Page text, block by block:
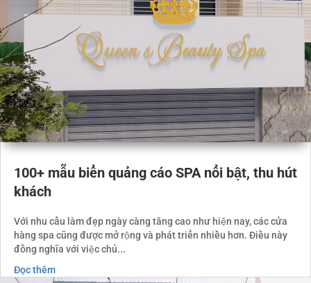
100+ mẫu biển quảng cáo SPA nổi bật, thu hút
khách
Với nhu cầu làm đẹp ngày càng tăng cao như hiện nay, các cửa
hàng spa cũng được mở rộng và phát triển nhiều hơn. Điều này
đồng nghĩa với việc chủ...
Đọc thêm